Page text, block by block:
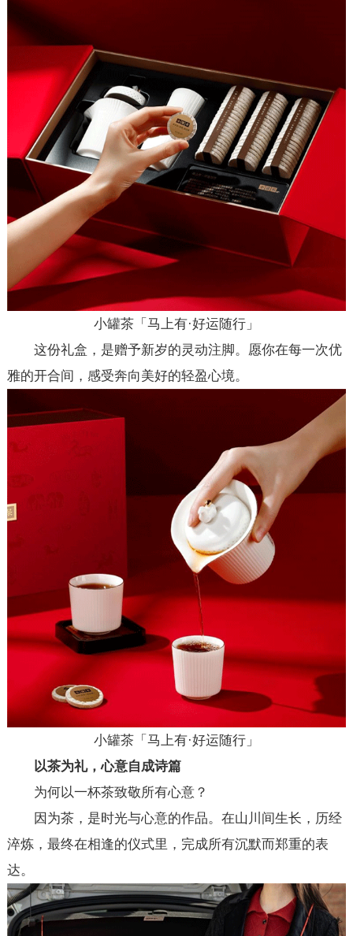
小罐茶「马上有·好运随行」
这份礼盒，是赠予新岁的灵动注脚。愿你在每一次优
雅的开合间，感受奔向美好的轻盈心境。
小罐茶「马上有·好运随行」
以茶为礼，心意自成诗篇
为何以一杯茶致敬所有心意？
因为茶，是时光与心意的作品。在山川间生长，历经
淬炼，最终在相逢的仪式里，完成所有沉默而郑重的表
达。